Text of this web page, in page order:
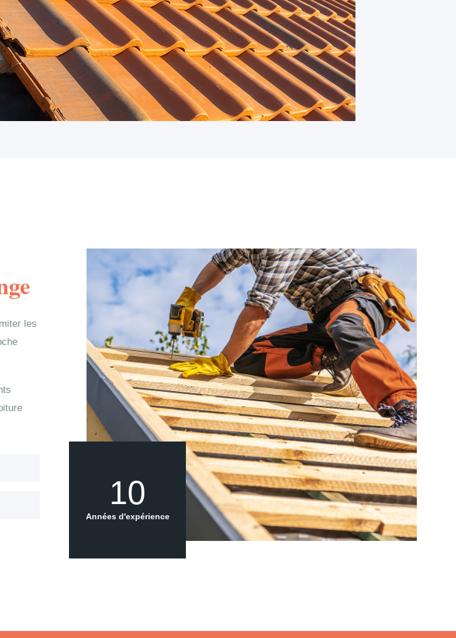
les
10
Années d'expérience